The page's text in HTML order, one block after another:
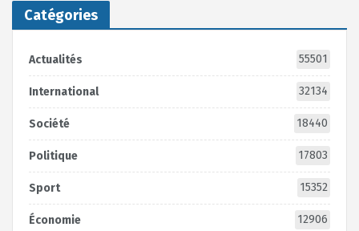
Catégories
Actualités 55501
International 32134
Société 18440
Politique 17803
Sport 15352
Économie 12906